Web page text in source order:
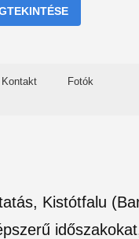
Kontakt Fotók
Kistótfalu